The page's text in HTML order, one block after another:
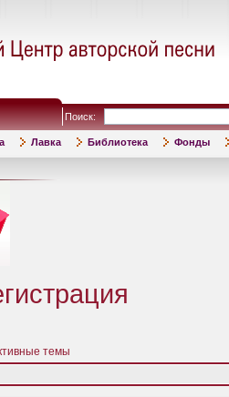
Поиск:
Лавка Библиотека Фонды
темы